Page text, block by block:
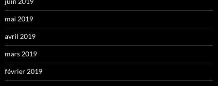
mai 2019
avril 2019
mars 2019
février 2019